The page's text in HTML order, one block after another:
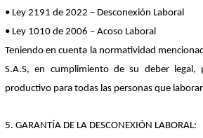
• Ley 2191 de 2022 – Desconexión Laboral
• Ley 1010 de 2006 – Acoso Laboral
Teniendo en cuenta la normatividad
S.A.S, en cumplimiento de su deber
productivo para todas las personas que
5. GARANTÍA DE LA DESCONEXIÓN LABORAL: